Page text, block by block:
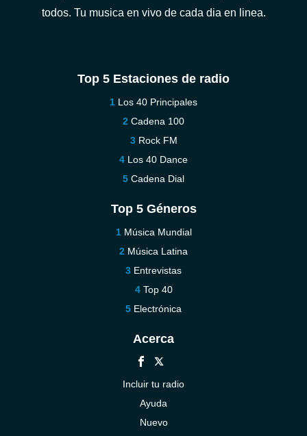
todos. Tu musica en vivo de cada dia en linea.
Top 5 Estaciones de radio
Los 40 Principales
Cadena 100
Rock FM
Los 40 Dance
Cadena Dial
Top 5 Géneros
Música Mundial
Música Latina
Entrevistas
Top 40
Electrónica
Acerca
Incluir tu radio
Ayuda
Nuevo